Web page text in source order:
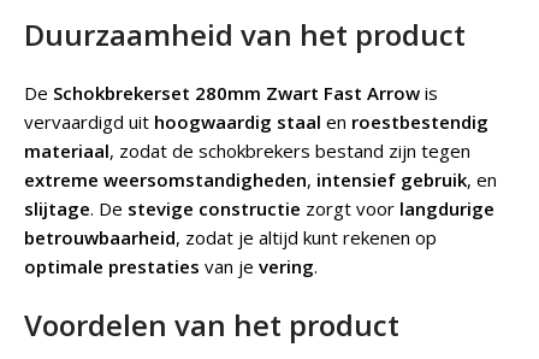
Duurzaamheid van het product
De Schokbrekerset 280mm Zwart Fast Arrow is
vervaardigd uit hoogwaardig staal en roestbestendig
materiaal, zodat de schokbrekers bestand zijn tegen
extreme weersomstandigheden, intensief gebruik, en
slijtage. De stevige constructie zorgt voor langdurige
betrouwbaarheid, zodat je altijd kunt rekenen op
optimale prestaties van je vering.
Voordelen van het product